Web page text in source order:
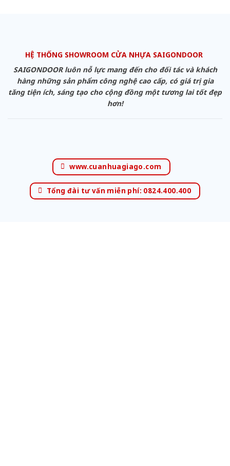
HỆ THỐNG SHOWROOM CỬA NHỰA SAIGONDOOR
SAIGONDOOR luôn nỗ lực mang đến cho đối tác và khách
hàng những sản phẩm công nghệ cao cấp, có giá trị gia
tăng tiện ích, sáng tạo cho cộng đồng một tương lai tốt đẹp
hơn!
www.cuanhuagiago.com
Tổng đài tư vấn miễn phí: 0824.400.400